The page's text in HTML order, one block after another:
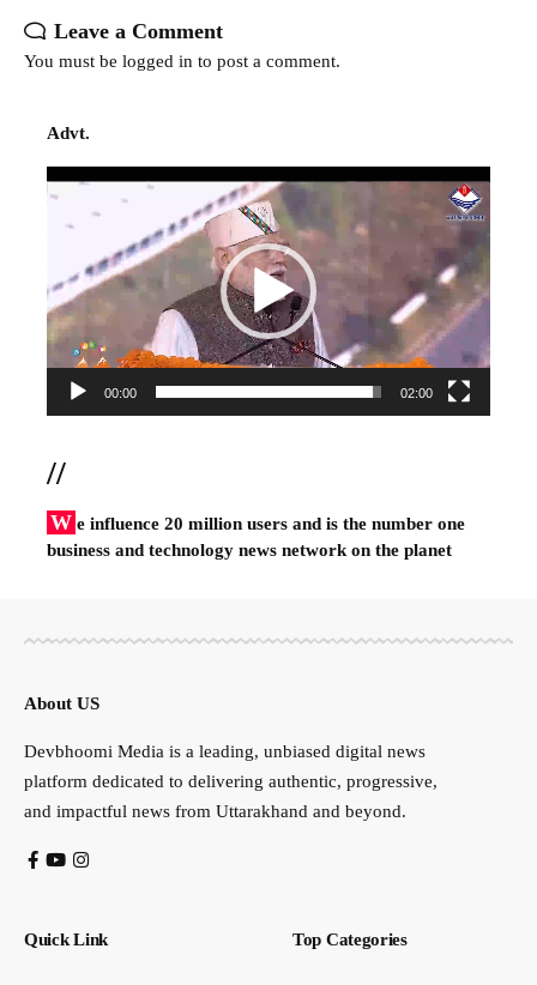
Leave a Comment
You must be logged in to post a comment.
Advt.
Video
00:00 02:00
//
W e influence 20 million users and is the number one
business and technology news network on the planet
About US
Devbhoomi Media is a leading, unbiased digital news
platform dedicated to delivering authentic, progressive,
and impactful news from Uttarakhand and beyond.
Quick Link Top Categories